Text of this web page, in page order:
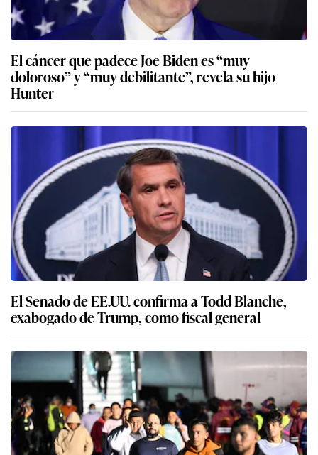
El cáncer que padece Joe Biden es “muy
doloroso” y “muy debilitante”, revela su hijo
Hunter
El Senado de EE.UU. confirma a Todd Blanche,
exabogado de Trump, como fiscal general